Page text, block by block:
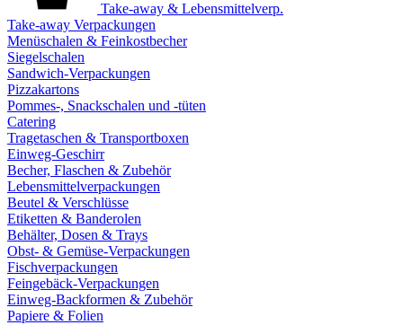
Take-away & Lebensmittelverp.
Take-away Verpackungen
Menüschalen & Feinkostbecher
Siegelschalen
Sandwich-Verpackungen
Pizzakartons
Pommes-, Snackschalen und -tüten
Catering
Tragetaschen & Transportboxen
Einweg-Geschirr
Becher, Flaschen & Zubehör
Lebensmittelverpackungen
Beutel & Verschlüsse
Etiketten & Banderolen
Behälter, Dosen & Trays
Obst- & Gemüse-Verpackungen
Fischverpackungen
Feingebäck-Verpackungen
Einweg-Backformen & Zubehör
Papiere & Folien